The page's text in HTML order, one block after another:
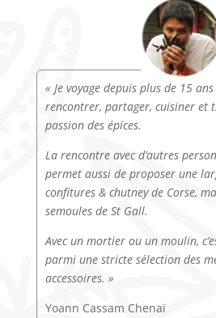
« Je voyage depuis plus de 15
rencontrer, partager, cuisiner et
passion des épices.
La rencontre avec d’autres
permet aussi de proposer une
confitures & chutney de Corse,
semoules de St Gall.
Avec un mortier ou un moulin,
parmi une stricte sélection des
accessoires. »
Yoann Cassam Chenaï